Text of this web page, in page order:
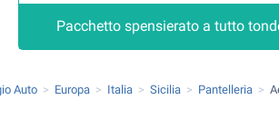
Pacchetto spensierato a tutto
Auto Europa Italia Sicilia Pantelleria